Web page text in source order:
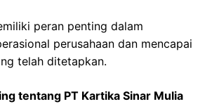
peran penting dalam
perusahaan dan mencapai
telah ditetapkan.
tentang PT Kartika Sinar Mulia